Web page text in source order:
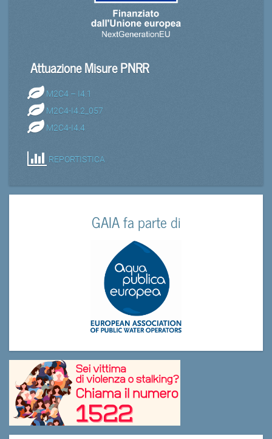
Attuazione Misure PNRR
M2C4 – I4.1
M2C4-I4.2_057
M2C4-I4.4
REPORTISTICA
GAIA fa parte di